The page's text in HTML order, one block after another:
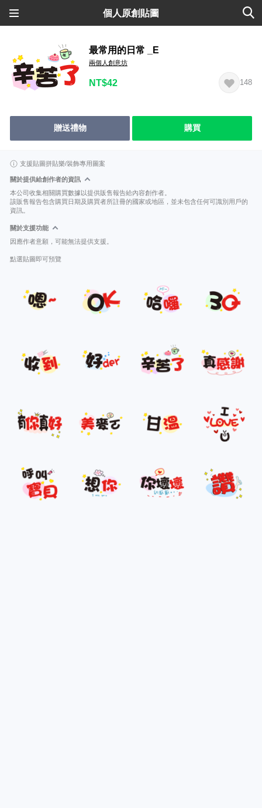
個人原創貼圖
最常用的日常 _E
兩個人創意坊
NT$42 148
贈送禮物 購買
支援貼圖拼貼樂/裝飾專用圖案
關於提供給創作者的資訊
本公司收集相關購買數據以提供販售報告給內容創作者。
該販售報告包含購買日期及購買者所註冊的國家或地區，並未包含任何可識別用戶的
資訊。
關於支援功能
因應作者意願，可能無法提供支援。
點選貼圖即可預覽